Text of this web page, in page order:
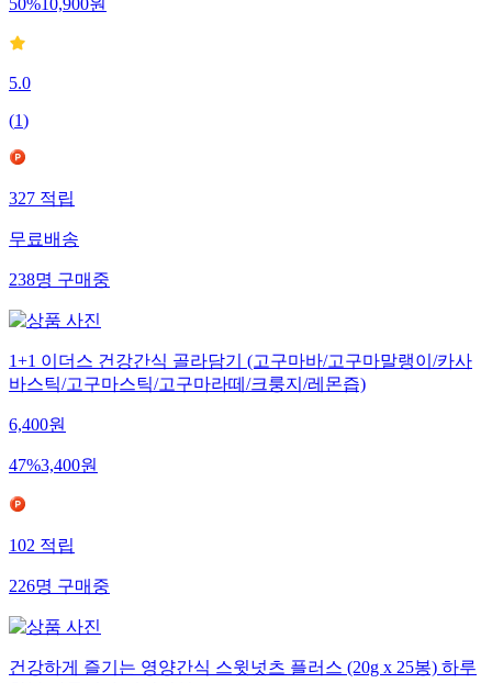
50%10,900원
5.0
(1)
327적립
무료배송
238명구매중
1+1 이더스 건강간식 골라담기 (고구마바/고구마말랭이/카사
바스틱/고구마스틱/고구마라떼/크룽지/레몬즙)
6,400원
47%3,400원
102적립
226명구매중
건강하게 즐기는 영양간식 스윗넛츠 플러스 (20g x 25봉) 하루